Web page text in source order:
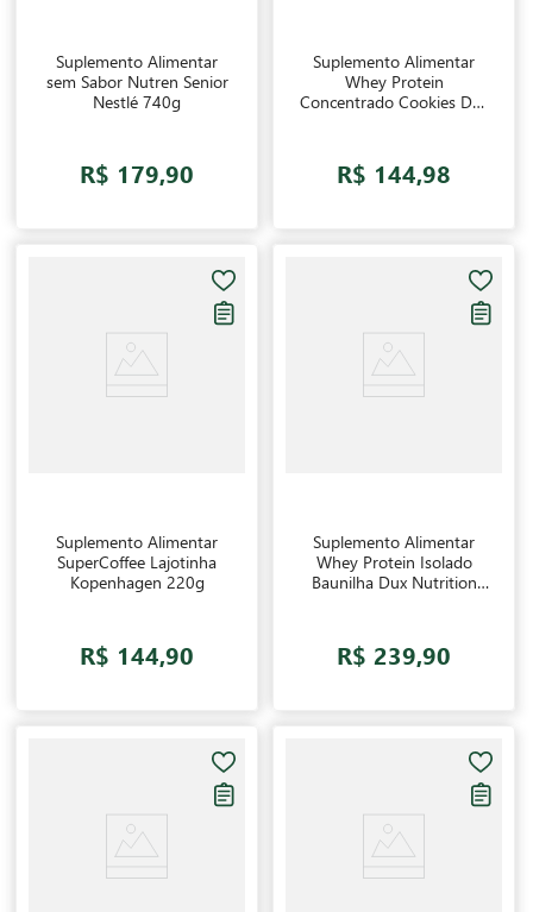
Suplemento Alimentar
sem Sabor Nutren Senior
Nestlé 740g
R$ 179,90
Suplemento Alimentar
Whey Protein
Concentrado Cookies Dux
R$ 144,98
Suplemento Alimentar
SuperCoffee Lajotinha
Kopenhagen 220g
R$ 144,90
Suplemento Alimentar
Whey Protein Isolado
Baunilha Dux Nutrition
R$ 239,90